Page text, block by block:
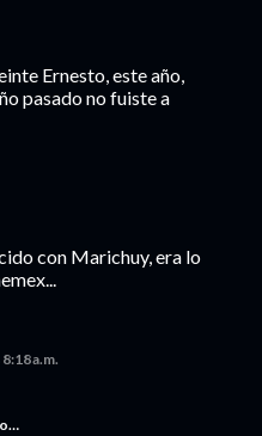
Ernesto, este año,
pasado no fuiste a
con Marichuy, era lo
a.m.